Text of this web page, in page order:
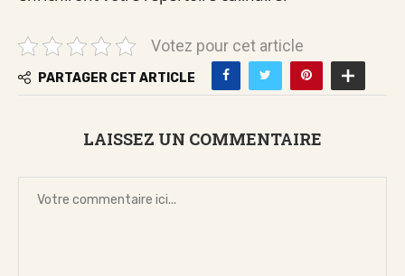
Votez pour cet article
PARTAGER CET ARTICLE
LAISSEZ UN COMMENTAIRE